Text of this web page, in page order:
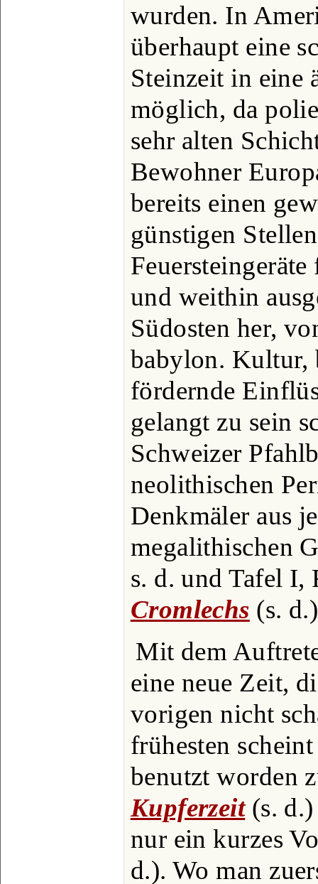
wurden. In
überhaupt eine
Steinzeit in eine
möglich, da
sehr alten
Bewohner
bereits einen
günstigen
und weithin
Südosten her,
babylon. Kultur,
fördernde
gelangt zu sein
Schweizer
neolithischen
Denkmäler aus
megalithischen
s. d. und Tafel I,
Cromlechs (s.
Mit dem
eine neue Zeit,
vorigen nicht
frühesten
benutzt worden
Kupferzeit(s. d.)
nur ein kurzes
d.). Wo man